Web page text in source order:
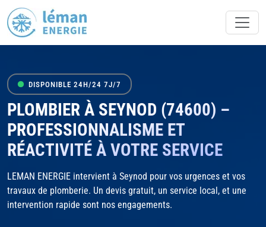
DISPONIBLE 24H/24 7J/7
PLOMBIER À SEYNOD (74600) –
PROFESSIONNALISME ET
RÉACTIVITÉ À VOTRE SERVICE
LEMAN ENERGIE intervient à Seynod pour vos urgences et vos
travaux de plomberie. Un devis gratuit, un service local, et une
intervention rapide sont nos engagements.